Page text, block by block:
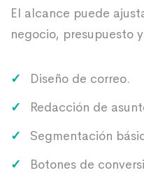
El alcance puede
negocio, presupuesto
Diseño de correo.
Redacción de
Segmentación
Botones de